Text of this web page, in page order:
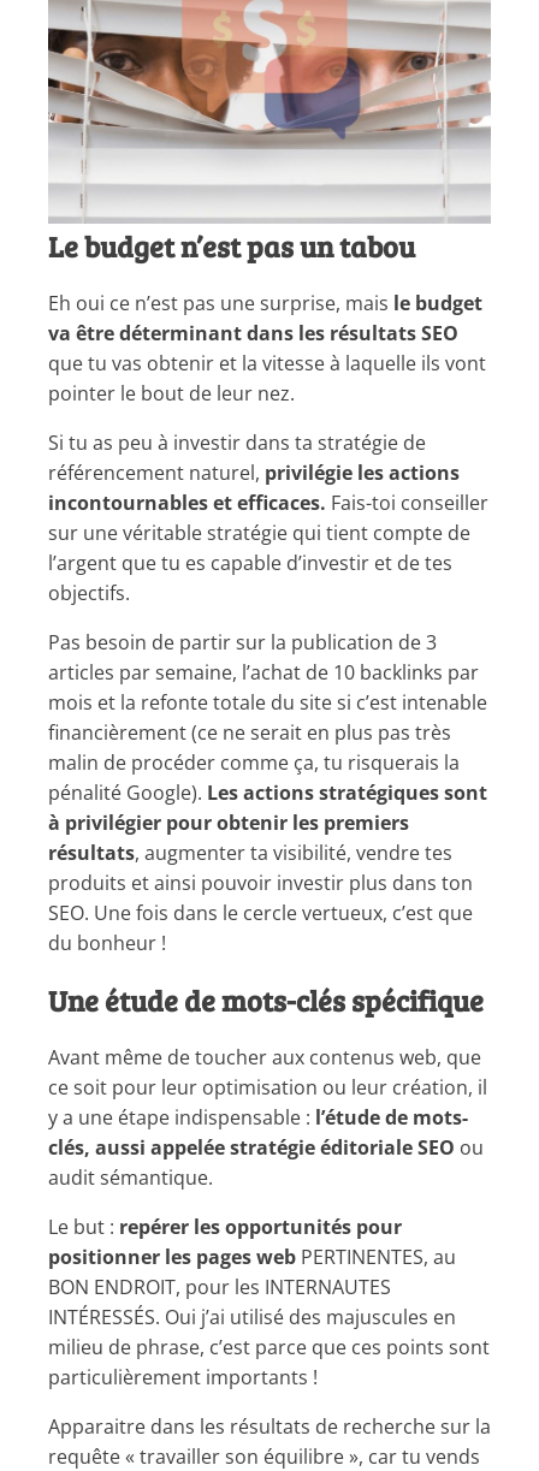
Le budget n’est pas un tabou
Eh oui ce n’est pas une surprise, mais le budget
va être déterminant dans les résultats SEO
que tu vas obtenir et la vitesse à laquelle ils vont
pointer le bout de leur nez.
Si tu as peu à investir dans ta stratégie de
référencement naturel, privilégie les actions
incontournables et efficaces. Fais-toi conseiller
sur une véritable stratégie qui tient compte de
l’argent que tu es capable d’investir et de tes
objectifs.
Pas besoin de partir sur la publication de 3
articles par semaine, l’achat de 10 backlinks par
mois et la refonte totale du site si c’est intenable
financièrement (ce ne serait en plus pas très
malin de procéder comme ça, tu risquerais la
pénalité Google). Les actions stratégiques sont
à privilégier pour obtenir les premiers
résultats, augmenter ta visibilité, vendre tes
produits et ainsi pouvoir investir plus dans ton
SEO. Une fois dans le cercle vertueux, c’est que
du bonheur !
Une étude de mots-clés spécifique
Avant même de toucher aux contenus web, que
ce soit pour leur optimisation ou leur création, il
y a une étape indispensable : l’étude de mots-
clés, aussi appelée stratégie éditoriale SEO ou
audit sémantique.
Le but : repérer les opportunités pour
positionner les pages web PERTINENTES, au
BON ENDROIT, pour les INTERNAUTES
INTÉRESSÉS. Oui j’ai utilisé des majuscules en
milieu de phrase, c’est parce que ces points sont
particulièrement importants !
Apparaitre dans les résultats de recherche sur la
requête « travailler son équilibre », car tu vends